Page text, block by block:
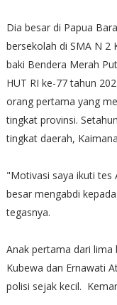
Dia besar di Papua
bersekolah di SMA N 2
baki Bendera Merah
HUT RI ke-77 tahun
orang pertama yang
tingkat provinsi.
tingkat daerah,
"Motivasi saya ikuti tes
besar mengabdi
tegasnya.
Anak pertama dari lima
Kubewa dan Ernawati
polisi sejak kecil.